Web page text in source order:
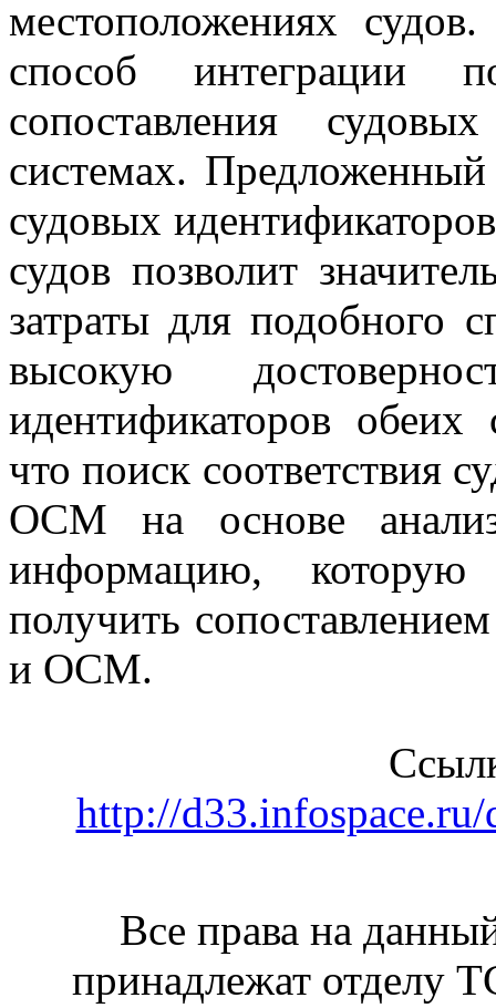
местоположениях
способ интеграции
сопоставления
системах. Предложенный
судовых
судов позволит
затраты для подобного
высокую
идентификаторов
что поиск соответствия
ОСМ на основе
информацию, которую
получить
и ОСМ.
http://
Все права на
принадлежат